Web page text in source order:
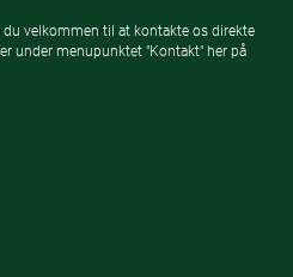
velkommen til at kontakte os direkte
under menupunktet "Kontakt" her på